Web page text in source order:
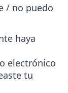
/ no puedo
haya
electrónico
tu